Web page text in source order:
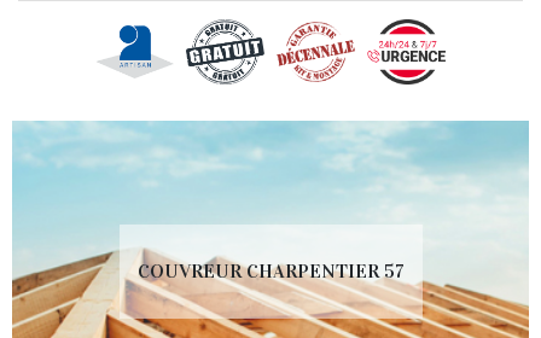
COUVREUR CHARPENTIER 57